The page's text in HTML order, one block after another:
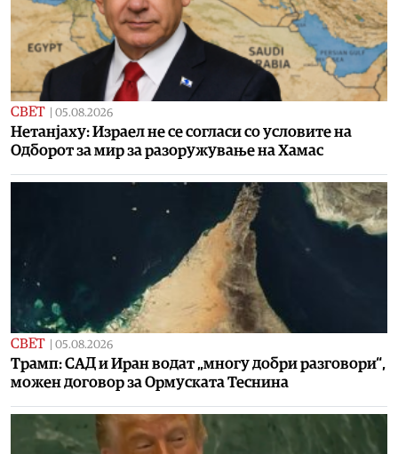
СВЕТ 05.08.2026
Нетанјаху: Израел не се согласи со условите на
Одборот за мир за разоружување на Хамас
СВЕТ 05.08.2026
Трамп: САД и Иран водат „многу добри разговори“,
можен договор за Ормуската Теснина